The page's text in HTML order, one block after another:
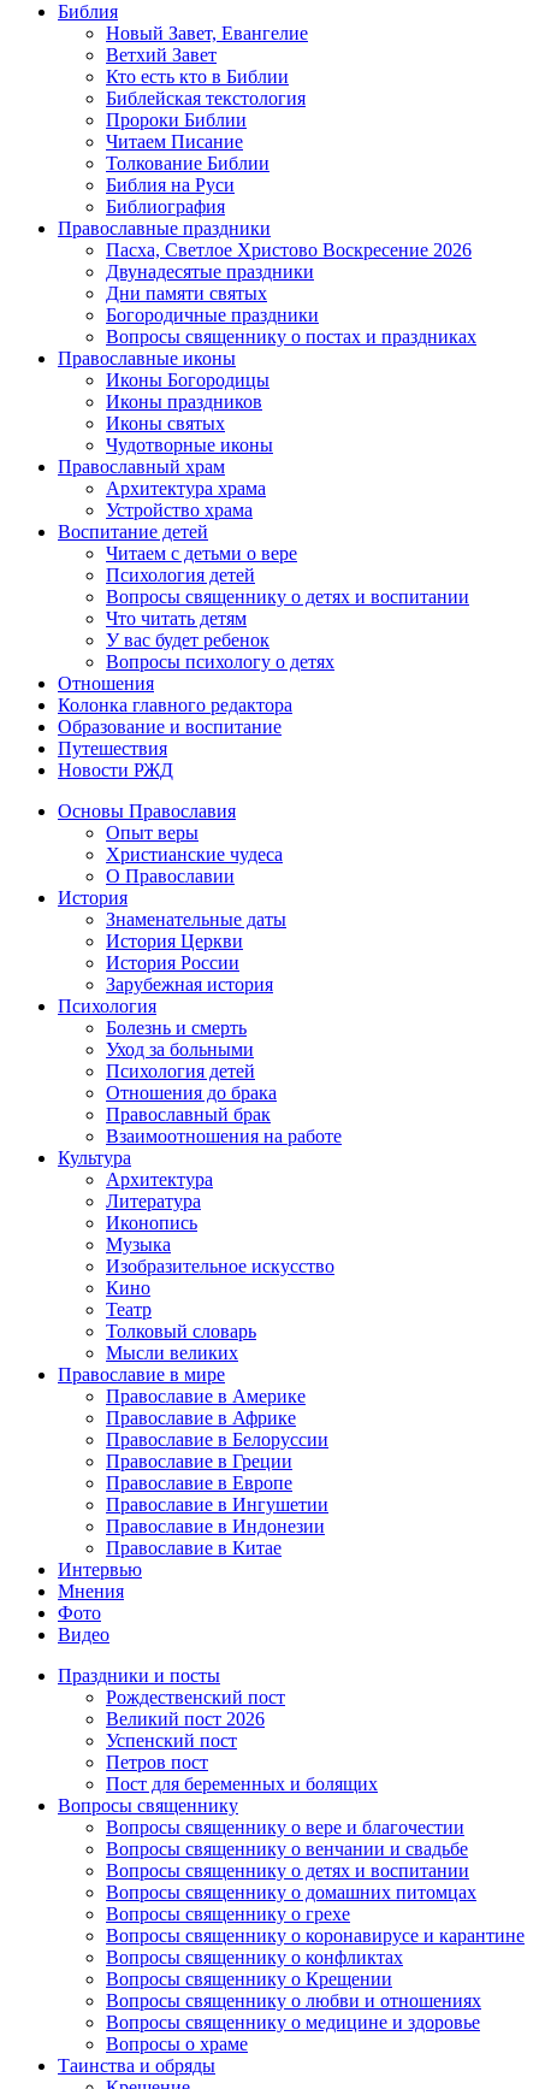
Библия
Новый Завет, Евангелие
Ветхий Завет
Кто есть кто в Библии
Библейская текстология
Пророки Библии
Читаем Писание
Толкование Библии
Библия на Руси
Библиография
Православные праздники
Пасха, Светлое Христово Воскресение 2026
Двунадесятые праздники
Дни памяти святых
Богородичные праздники
Вопросы священнику о постах и праздниках
Православные иконы
Иконы Богородицы
Иконы праздников
Иконы святых
Чудотворные иконы
Православный храм
Архитектура храма
Устройство храма
Воспитание детей
Читаем с детьми о вере
Психология детей
Вопросы священнику о детях и воспитании
Что читать детям
У вас будет ребенок
Вопросы психологу о детях
Отношения
Колонка главного редактора
Образование и воспитание
Путешествия
Новости РЖД
Основы Православия
Опыт веры
Христианские чудеса
О Православии
История
Знаменательные даты
История Церкви
История России
Зарубежная история
Психология
Болезнь и смерть
Уход за больными
Психология детей
Отношения до брака
Православный брак
Взаимоотношения на работе
Культура
Архитектура
Литература
Иконопись
Музыка
Изобразительное искусство
Кино
Театр
Толковый словарь
Мысли великих
Православие в мире
Православие в Америке
Православие в Африке
Православие в Белоруссии
Православие в Греции
Православие в Европе
Православие в Ингушетии
Православие в Индонезии
Православие в Китае
Интервью
Мнения
Фото
Видео
Праздники и посты
Рождественский пост
Великий пост 2026
Успенский пост
Петров пост
Пост для беременных и болящих
Вопросы священнику
Вопросы священнику о вере и благочестии
Вопросы священнику о венчании и свадьбе
Вопросы священнику о детях и воспитании
Вопросы священнику о домашних питомцах
Вопросы священнику о грехе
Вопросы священнику о коронавирусе и карантине
Вопросы священнику о конфликтах
Вопросы священнику о Крещении
Вопросы священнику о любви и отношениях
Вопросы священнику о медицине и здоровье
Вопросы о храме
Таинства и обряды